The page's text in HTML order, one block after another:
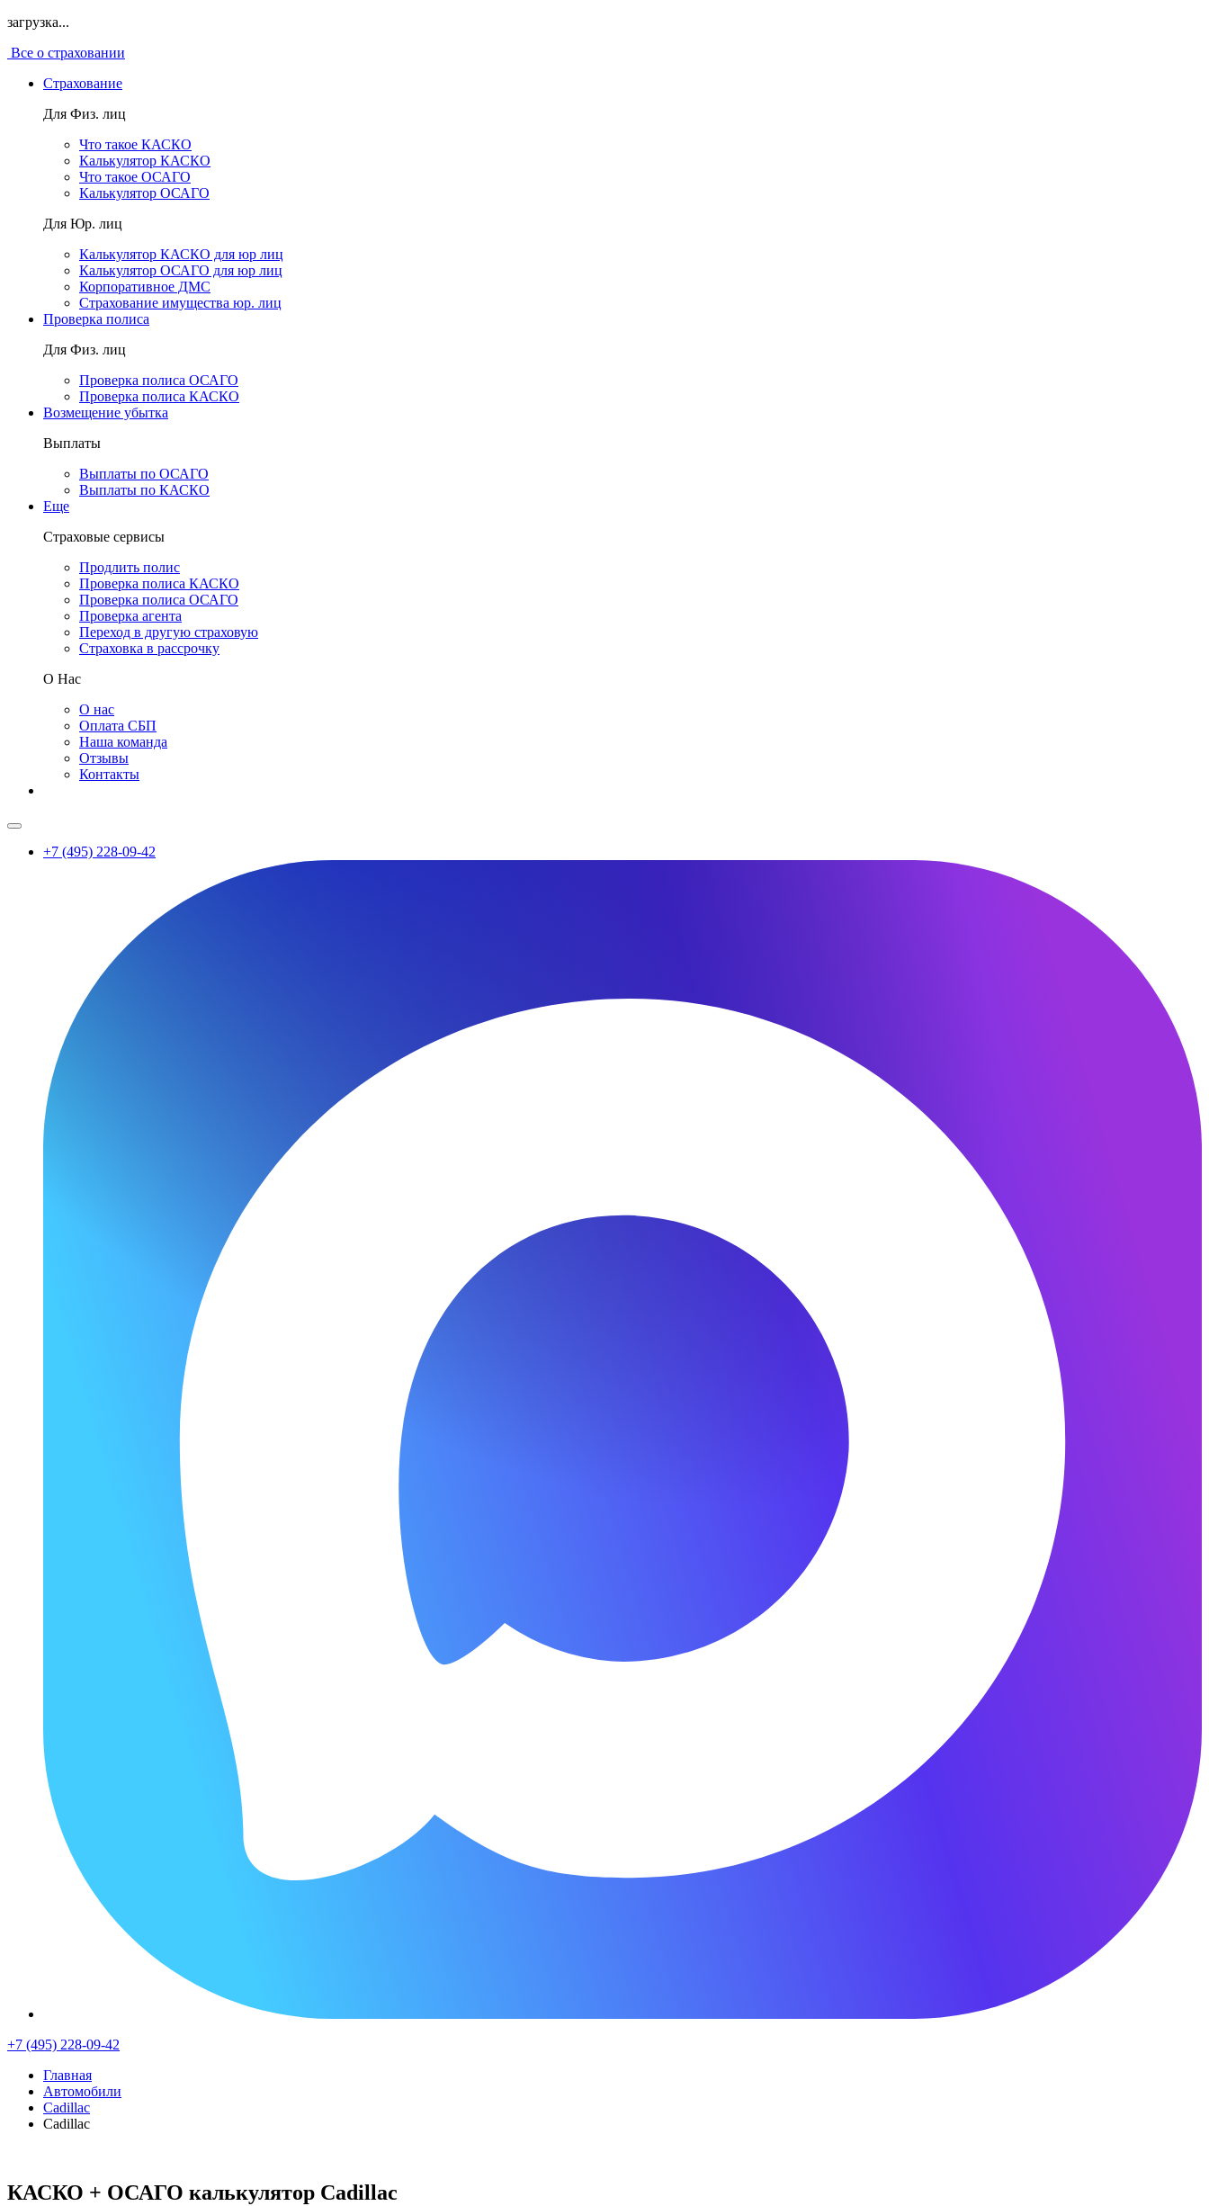
загрузка...
Все о страховании
Страхование
Для Физ. лиц
Что такое КАСКО
Калькулятор КАСКО
Что такое ОСАГО
Калькулятор ОСАГО
Для Юр. лиц
Калькулятор КАСКО для юр лиц
Калькулятор ОСАГО для юр лиц
Корпоративное ДМС
Страхование имущества юр. лиц
Проверка полиса
Для Физ. лиц
Проверка полиса ОСАГО
Проверка полиса КАСКО
Возмещение убытка
Выплаты
Выплаты по ОСАГО
Выплаты по КАСКО
Еще
Страховые сервисы
Продлить полис
Проверка полиса КАСКО
Проверка полиса ОСАГО
Проверка агента
Переход в другую страховую
Страховка в рассрочку
О Нас
О нас
Оплата СБП
Наша команда
Отзывы
Контакты
+7 (495) 228-09-42
+7 (495) 228-09-42
Главная
Автомобили
Cadillac
Cadillac
КАСКО + ОСАГО калькулятор Cadillac